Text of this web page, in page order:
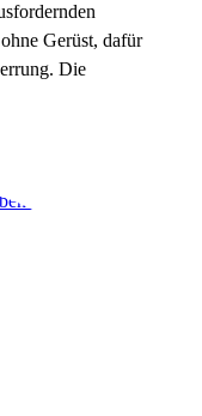
Gerüst, dafür
Die